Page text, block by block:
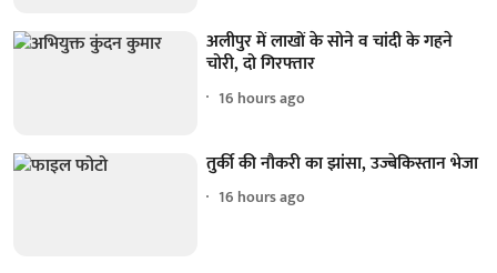
अलीपुर में लाखों के सोने व चांदी के गहने
चोरी, दो गिरफ्तार
16 hours ago
तुर्की की नौकरी का झांसा, उज्बेकिस्तान भेजा
16 hours ago